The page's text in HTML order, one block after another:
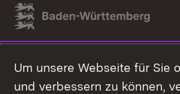
Link zum Landesportal
Um unsere Webseite für Sie
und verbessern zu können,